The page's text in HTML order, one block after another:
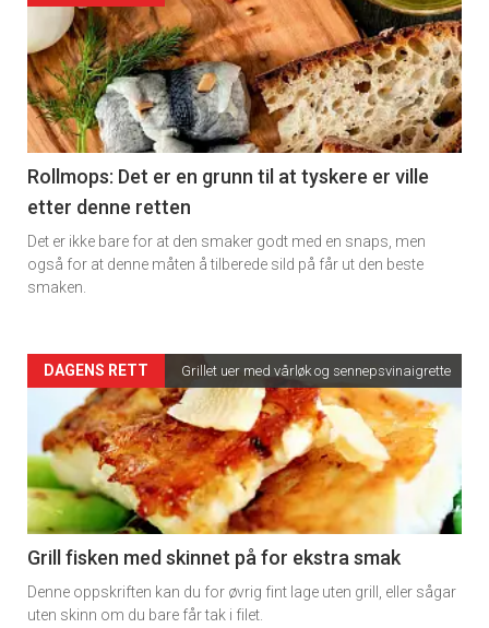
detail
-
section
11
Dagens
rett
Rollmops: Det er en grunn til at tyskere er ville
etter denne retten
Det er ikke bare for at den smaker godt med en snaps, men
også for at denne måten å tilberede sild på får ut den beste
smaken.
Artikler
detail
-
section
11
Ukens
DAGENS RETT Grillet uer med vårløk og sennepsvinaigrette
Grill fisken med skinnet på for ekstra smak
Denne oppskriften kan du for øvrig fint lage uten grill, eller sågar
uten skinn om du bare får tak i filet.